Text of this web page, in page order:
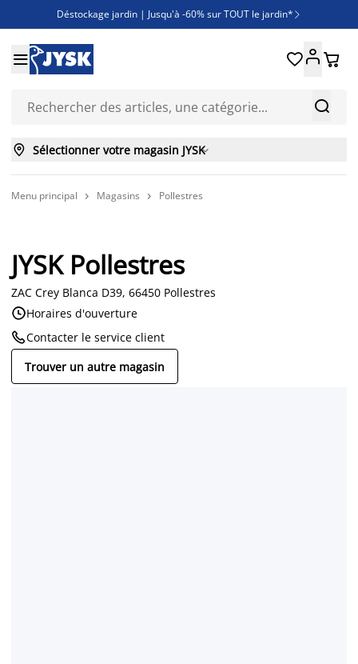
Déstockage jardin | Jusqu'à -60% sur TOUT le jardin* 
Jusqu'à -50% sur une sélection literie
Découvrez les nouveautés de la collection


 
 Sélectionner votre magasin JYSK
Menu principal  Magasins  Pollestres
JYSK Pollestres
ZAC Crey Blanca D39, 66450 Pollestres
Horaires d'ouverture
Contacter le service client
Trouver un autre magasin